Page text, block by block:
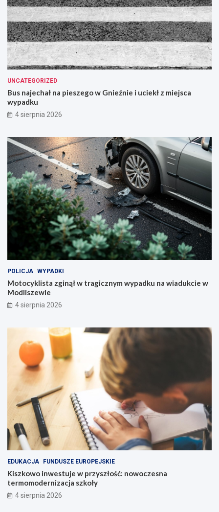
UNCATEGORIZED
Bus najechał na pieszego w Gnieźnie i uciekł z miejsca
wypadku
4 sierpnia 2026
POLICJA WYPADKI
Motocyklista zginął w tragicznym wypadku na wiadukcie w
Modliszewie
4 sierpnia 2026
EDUKACJA FUNDUSZE EUROPEJSKIE
Kiszkowo inwestuje w przyszłość: nowoczesna
termomodernizacja szkoły
4 sierpnia 2026